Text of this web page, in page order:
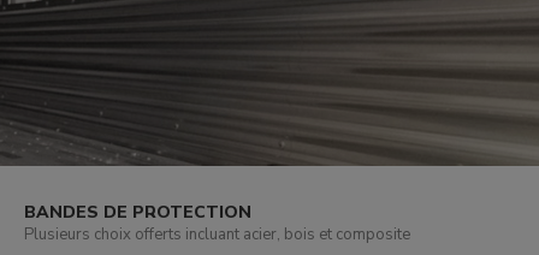
BANDES DE PROTECTION
Plusieurs choix offerts incluant acier, bois et composite